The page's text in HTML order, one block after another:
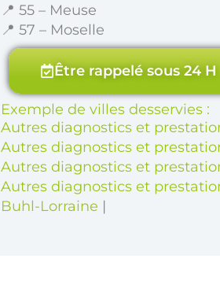
📍 55 – Meuse
📍 57 – Moselle
Être rappelé sous 24 H
Exemple de villes desservies :
Autres diagnostics et
Autres diagnostics et
Autres diagnostics et
Autres diagnostics et
Buhl-Lorraine |